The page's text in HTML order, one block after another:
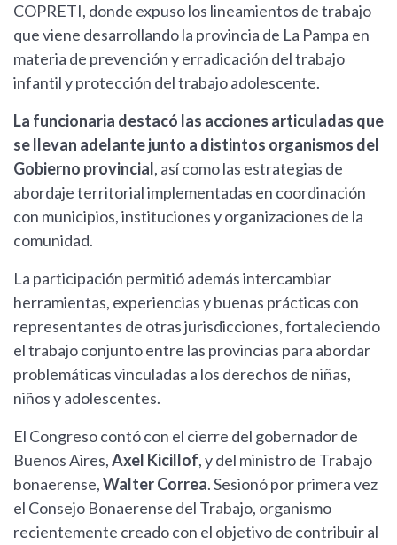
COPRETI, donde expuso los lineamientos de trabajo
que viene desarrollando la provincia de La Pampa en
materia de prevención y erradicación del trabajo
infantil y protección del trabajo adolescente.
La funcionaria destacó las acciones articuladas que
se llevan adelante junto a distintos organismos del
Gobierno provincial, así como las estrategias de
abordaje territorial implementadas en coordinación
con municipios, instituciones y organizaciones de la
comunidad.
La participación permitió además intercambiar
herramientas, experiencias y buenas prácticas con
representantes de otras jurisdicciones, fortaleciendo
el trabajo conjunto entre las provincias para abordar
problemáticas vinculadas a los derechos de niñas,
niños y adolescentes.
El Congreso contó con el cierre del gobernador de
Buenos Aires,Axel Kicillof, y del ministro de Trabajo
bonaerense,Walter Correa. Sesionó por primera vez
el Consejo Bonaerense del Trabajo, organismo
recientemente creado con el objetivo de contribuir al